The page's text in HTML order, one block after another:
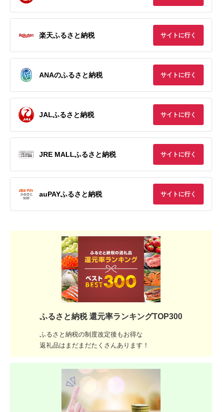
楽天ふるさと納税 サイトに行く
ANAのふるさと納税 サイトに行く
JALふるさと納税 サイトに行く
JRE MALLふるさと納税 サイトに行く
auPAYふるさと納税 サイトに行く
ふるさと納税 還元率ランキングTOP300
ふるさと納税の制度改定後もお得な
返礼品はまだまだたくさんあります！